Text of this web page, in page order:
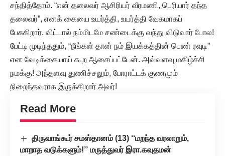
சந்தித்தோம். “என் தலைவர் ஆசிரியர் வீரமணி, பெரியார் தந்த
தலைவர்”, எனக் கையை உயர்த்தி, உயர்த்தி வேகமாகப்
பேசுகிறார். விட்டால் நம்மிடமே சண்டைக்கு வந்து விடுவார் போல!
பேட்டி முடிந்ததும், “நீங்கள் தான் நம் இயக்கத்தின் பெண் ரவுடி”
என வேடிக்கையாய் கூற ஆசைப்பட்டேன். அவ்வளவு மகிழ்ச்சி
நமக்கு! அந்தளவு துணிச்சலும், போராட்டக் குணமும்
நிறைந்தவராக இருக்கிறார் அவர்!
Read More
திருவாங்கூர் சமஸ்தானம் (13) ‘‘மறந்த வரலாறும்,
மாறாத வடுக்களும்!’’ மருத்துவர் இரா.கவுதமன்